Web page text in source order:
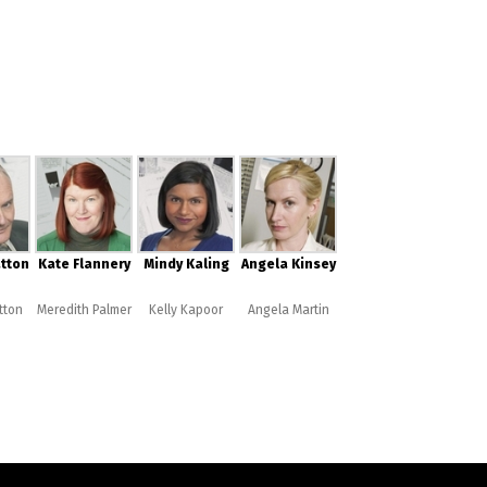
Kate Flannery
Meredith Palmer
Mindy Kaling
Kelly Kapoor
Angela Kinsey
Angela Martin